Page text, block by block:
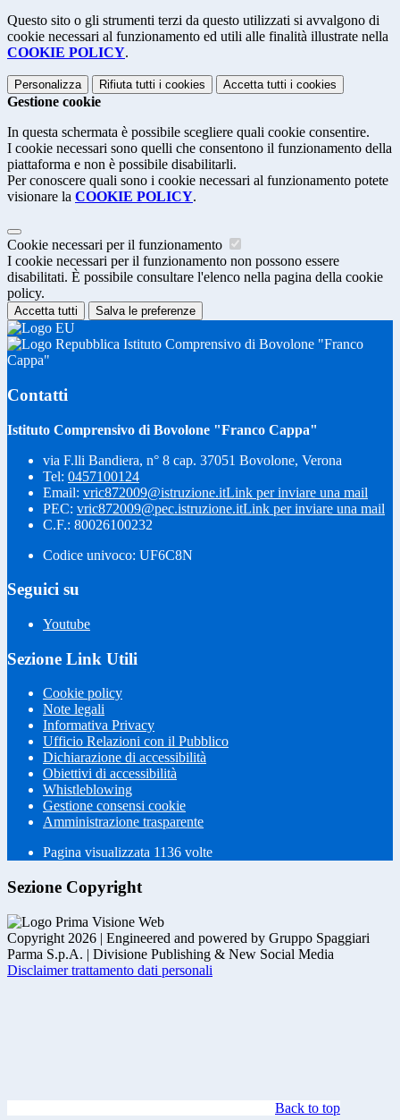
Questo sito o gli strumenti terzi da questo utilizzati si avvalgono di
cookie necessari al funzionamento ed utili alle finalità illustrate nella
COOKIE POLICY.
Personalizza Rifiuta tutti i cookies Accetta tutti i cookies
Gestione cookie
In questa schermata è possibile scegliere quali cookie consentire.
I cookie necessari sono quelli che consentono il funzionamento della
piattaforma e non è possibile disabilitarli.
Per conoscere quali sono i cookie necessari al funzionamento potete
visionare la COOKIE POLICY.
Cookie necessari per il funzionamento
I cookie necessari per il funzionamento non possono essere
disabilitati. È possibile consultare l'elenco nella pagina della cookie
policy.
Accetta tutti Salva le preferenze
Istituto Comprensivo di Bovolone "Franco
Cappa"
Contatti
Istituto Comprensivo di Bovolone "Franco Cappa"
via F.lli Bandiera, n° 8 cap. 37051 Bovolone, Verona
Tel: 0457100124
Email: vric872009@istruzione.itLink per inviare una mail
PEC: vric872009@pec.istruzione.itLink per inviare una mail
C.F.: 80026100232
Codice univoco: UF6C8N
Seguici su
Youtube
Sezione Link Utili
Cookie policy
Note legali
Informativa Privacy
Ufficio Relazioni con il Pubblico
Dichiarazione di accessibilità
Obiettivi di accessibilità
Whistleblowing
Gestione consensi cookie
Amministrazione trasparente
Pagina visualizzata 1136 volte
Sezione Copyright
Copyright 2026 | Engineered and powered by Gruppo Spaggiari
Parma S.p.A. | Divisione Publishing & New Social Media
Disclaimer trattamento dati personali
Back to top